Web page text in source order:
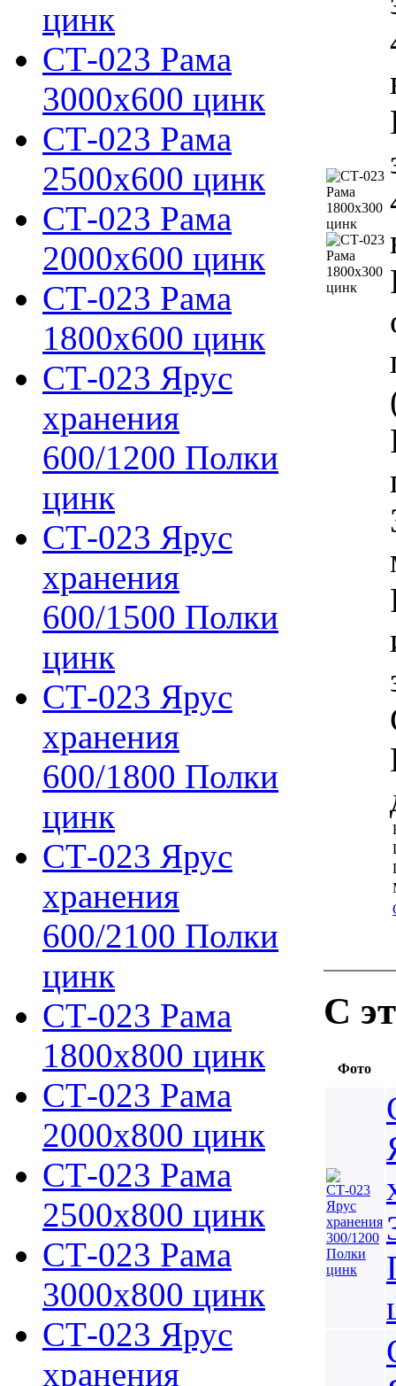
цинк
СТ-023 Рама
3000х600 цинк
СТ-023 Рама
2500х600 цинк
СТ-023 Рама
2000х600 цинк
СТ-023 Рама
1800х600 цинк
СТ-023 Ярус
хранения
600/1200 Полки
цинк
СТ-023 Ярус
хранения
600/1500 Полки
цинк
СТ-023 Ярус
хранения
600/1800 Полки
цинк
СТ-023 Ярус
хранения
600/2100 Полки
цинк
СТ-023 Рама
1800х800 цинк
СТ-023 Рама
2000х800 цинк
СТ-023 Рама
2500х800 цинк
СТ-023 Рама
3000х800 цинк
СТ-023 Ярус
хранения
С
Фото